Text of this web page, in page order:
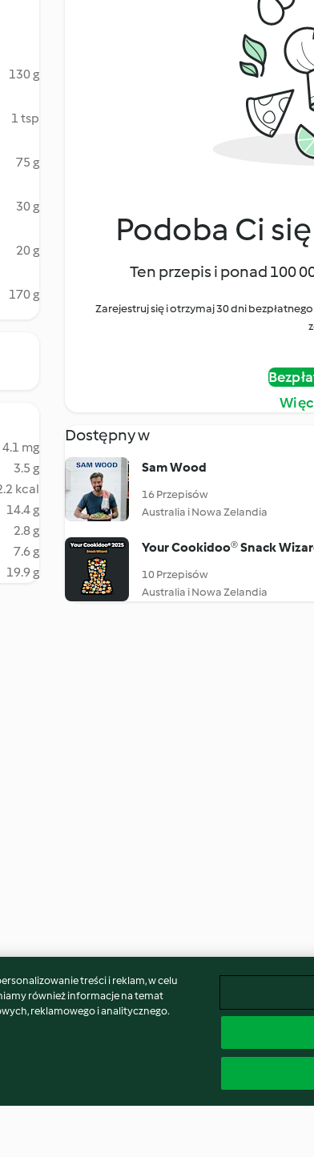
130 g
1 tsp
75 g
30 g
20 g
170 g
4.1 mg
3.5 g
kcal
14.4 g
2.8 g
7.6 g
19.9 g
Podoba Ci
Ten przepis i ponad 100
Zarejestruj się i otrzymaj 30 dni
Dostępny w
Sam Wood
16 Przepisów
Australia i Nowa Zelandia
Your Cookidoo® Snack
10 Przepisów
Australia i Nowa Zelandia
treści i reklam, w celu
również informacje na temat
reklamowego i analitycznego.